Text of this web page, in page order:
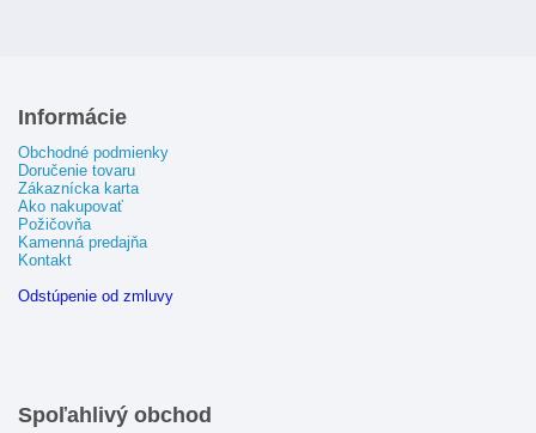
Informácie
Obchodné podmienky
Doručenie tovaru
Zákaznícka karta
Ako nakupovať
Požičovňa
Kamenná predajňa
Kontakt
Odstúpenie od zmluvy
Spoľahlivý obchod